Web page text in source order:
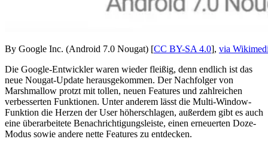
By Google Inc. (Android 7.0 Nougat) [CC BY-SA 4.0], via
Die Google-Entwickler waren wieder fleißig, denn endlich ist das
neue Nougat-Update herausgekommen. Der Nachfolger von
Marshmallow protzt mit tollen, neuen Features und zahlreichen
verbesserten Funktionen. Unter anderem lässt die Multi-Window-
Funktion die Herzen der User höherschlagen, außerdem gibt es auch
eine überarbeitete Benachrichtigungsleiste, einen erneuerten Doze-
Modus sowie andere nette Features zu entdecken.